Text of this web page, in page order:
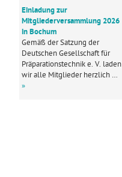
Einladung zur
Mitgliederversammlung 2026
in Bochum
Gemäß der Satzung der
Deutschen Gesellschaft für
Präparationstechnik e. V. laden
wir alle Mitglieder herzlich …
»